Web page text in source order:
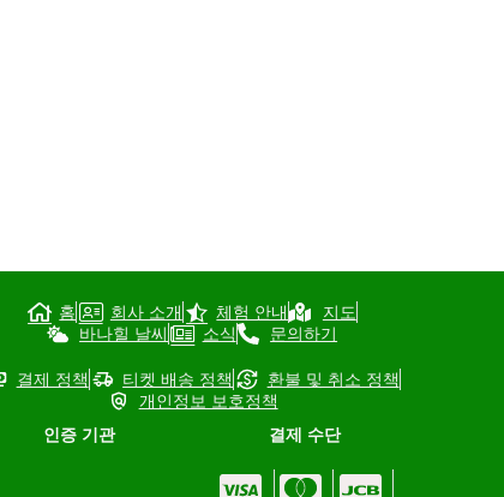
홈 회사 소개 체험 안내
지도
바나힐 날씨
소식 문의하기
결제 정책 티켓 배송 정책
환불 및 취소 정책
개인정보 보호정책
인증 기관
결제 수단